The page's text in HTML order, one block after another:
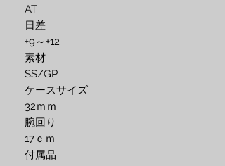
AT
日差
+9～+12
素材
SS/GP
ケースサイズ
32ｍｍ
腕回り
17ｃｍ
付属品